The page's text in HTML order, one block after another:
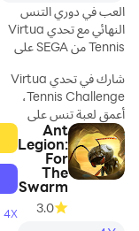
4 Fantasy Factions,
60+ Heroes
vampires,
werewolves, hunters,
or mages. Plus, over
sixty heroes with a
wide range of
abilities. Gather and
recruit elite heroes to
perfect your
العب في دوري التنس
النهائي مع تحدي Virtua
Tennis من SEGA على
شارك في تحدي Virtua
Tennis Challenge،
أعمق لعبة تنس على
الهاتف المحمول مع
رسومات ثلاثية الأبعاد لا
مثيل لها وعناصر تحكم
تكتيكية وطريقة لعب
Ant
Legion:
For
The
Swarm
3.0
4X